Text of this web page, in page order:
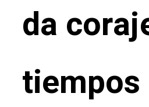
da
tiempos